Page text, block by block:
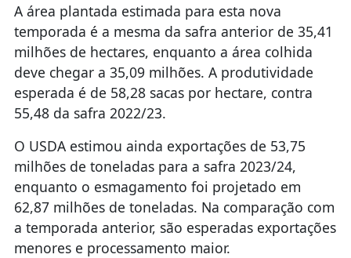
A área plantada estimada para esta nova
temporada é a mesma da safra anterior de 35,41
milhões de hectares, enquanto a área colhida
deve chegar a 35,09 milhões. A produtividade
esperada é de 58,28 sacas por hectare, contra
55,48 da safra 2022/23.
O USDA estimou ainda exportações de 53,75
milhões de toneladas para a safra 2023/24,
enquanto o esmagamento foi projetado em
62,87 milhões de toneladas. Na comparação com
a temporada anterior, são esperadas exportações
menores e processamento maior.